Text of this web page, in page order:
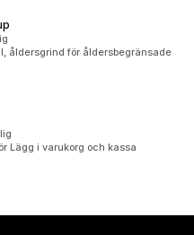
åldersgrind för åldersbegränsade
Lägg i varukorg och kassa